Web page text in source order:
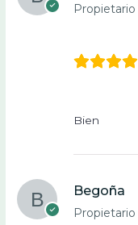
Bien
Begoña